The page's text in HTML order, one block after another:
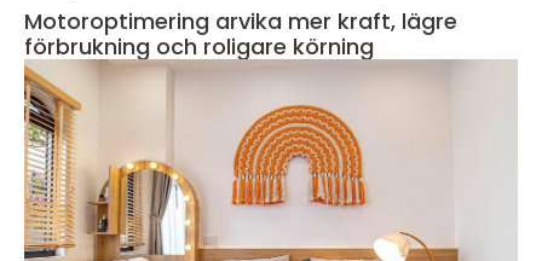
Motoroptimering arvika mer kraft, lägre
förbrukning och roligare körning